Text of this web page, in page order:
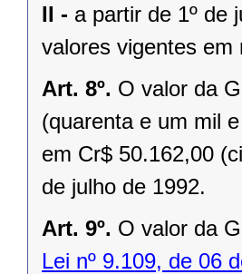
II - a partir de 1º de
valores vigentes em
Art. 8º. O valor da
(quarenta e um mil
em Cr$ 50.162,00
de julho de 1992.
Art. 9º. O valor da
Lei nº 9.109, de 06